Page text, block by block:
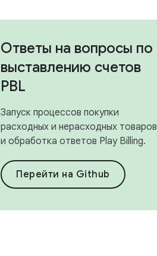
Ответы на вопросы по
выставлению счетов
PBL
Запуск процессов покупки
расходных и нерасходных товаров
и обработка ответов Play Billing.
Перейти на Github